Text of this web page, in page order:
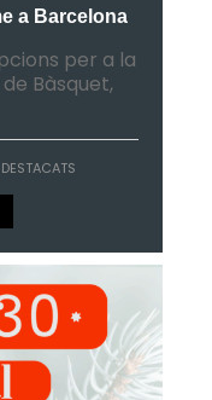
a Barcelona
per a la
Bàsquet,